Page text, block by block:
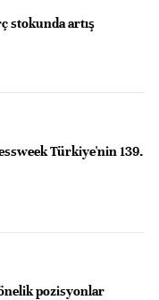
stokunda artış
Türkiye'nin 139.
pozisyonlar